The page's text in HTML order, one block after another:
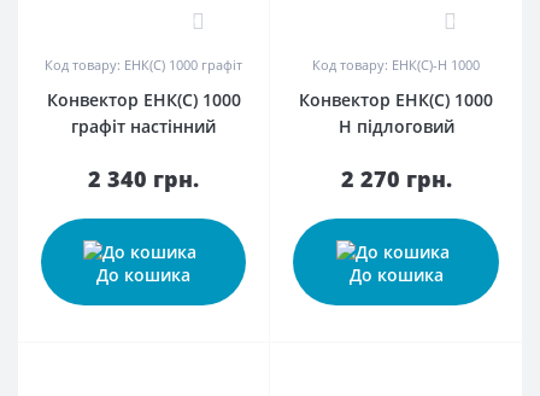
Код товару: ЕНК(С) 1000 графіт
Конвектор ЕНК(С) 1000
графіт настінний
2 340 грн.
До кошика
Код товару: ЕНК(С)-Н 1000
Конвектор ЕНК(С) 1000
Н підлоговий
2 270 грн.
До кошика